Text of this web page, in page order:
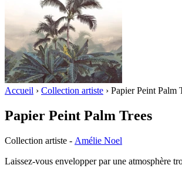
Accueil › Collection artiste › Papier Peint Palm
Papier Peint Palm Trees
Collection artiste - Amélie Noel
Laissez-vous envelopper par une atmosphère